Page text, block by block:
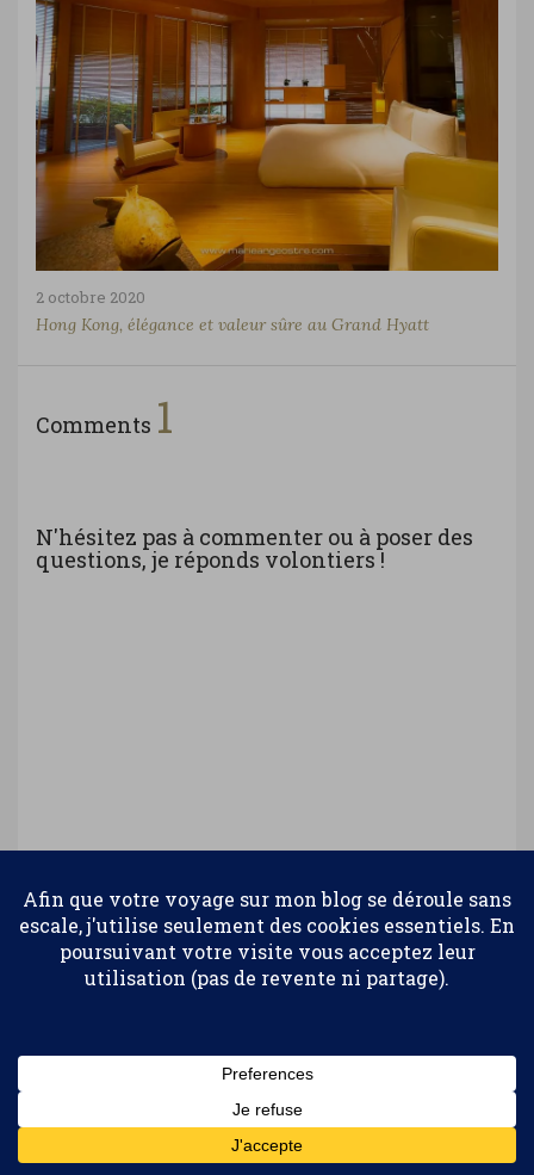
2 octobre 2020
Hong Kong, élégance et valeur sûre au Grand Hyatt
Comments 1
N'hésitez pas à commenter ou à poser des
questions, je réponds volontiers !
Ce site utilise Akismet pour réduire les
indésirables.En savoir plus sur la façon dont les
Confidentialité et cookies : ce site utilise des cookies. En continuant à
Pour en savoir plus, notamment sur la façon de contrôler les
Politique relative aux cookies